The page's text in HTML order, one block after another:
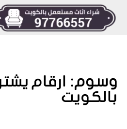
وسوم: ارقام
بالكويت